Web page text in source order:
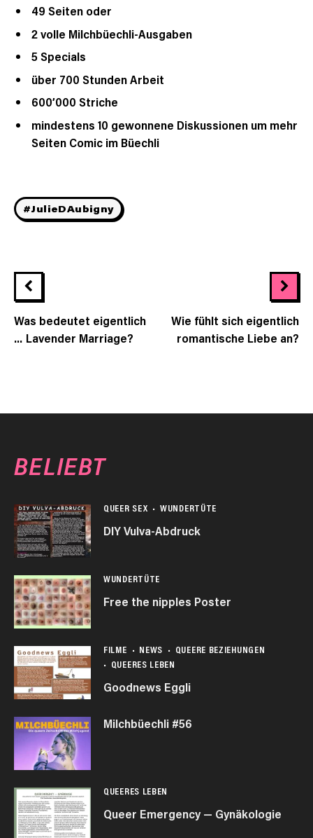
49 Seiten oder
2 volle Milchbüechli-Ausgaben
5 Specials
über 700 Stunden Arbeit
600’000 Striche
mindestens 10 gewonnene Diskussionen um mehr
Seiten Comic im Büechli
#JulieDAubigny
Was bedeutet eigentlich
… Lavender Marriage?
Wie fühlt sich eigentlich
romantische Liebe an?
BELIEBT
QUEER SEX WUNDERTÜTE
DIY Vulva-Abdruck
WUNDERTÜTE
Free the nipples Poster
FILME NEWS
QUEERE BEZIEHUNGEN
QUEERES LEBEN
Goodnews Eggli
Milchbüechli #56
QUEERES LEBEN
Queer Emergency — Gynäkologie